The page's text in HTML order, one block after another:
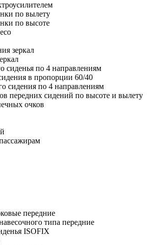
по вылету
по высоте
зеркал
сиденья по 4 направлениям
в пропорции 60/40
сидения по 4 направлениям
передних сидений по высоте и вылету
очков
передние
типа передние
ISOFIX